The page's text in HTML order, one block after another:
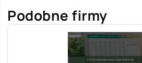
Podobne firmy